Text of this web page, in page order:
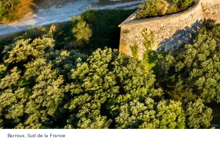
Barroux, Sud de la France